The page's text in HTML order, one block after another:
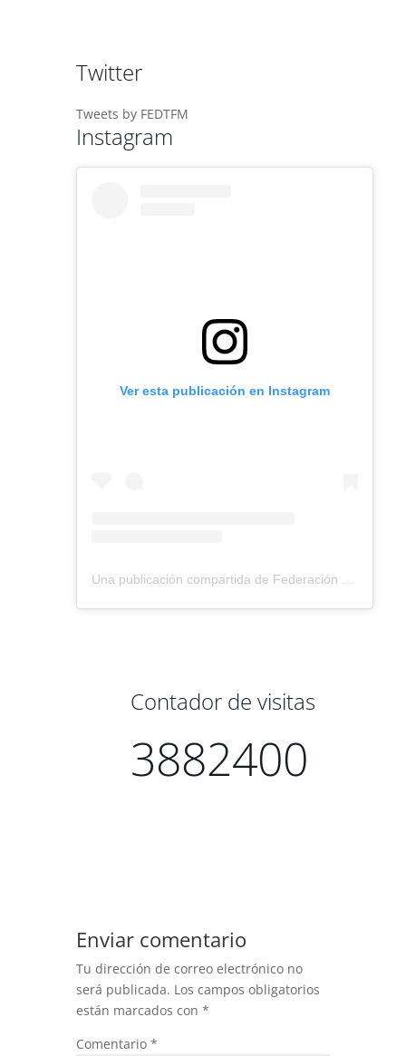
Twitter
Tweets by FEDTFM
Instagram
Ver esta publicación en Instagram
Una publicación compartida de Federación Montañismo Tenerife (@federacion_montanismo_tenerife)
Contador de visitas
3882400
Enviar comentario
Tu dirección de correo electrónico no
será publicada. Los campos obligatorios
están marcados con *
Comentario *